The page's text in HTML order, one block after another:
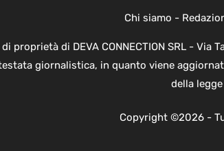
Chi siamo -
proprietà di DEVA CONNECTION SRL - Via
giornalistica, in quanto viene
della
Copyright ©2026 -